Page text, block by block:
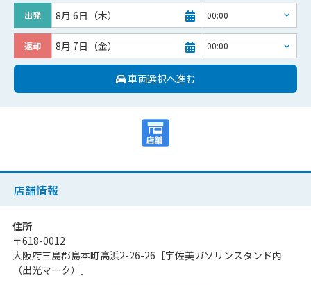
出発 8月 6日（木）
返却 8月 7日（金）
車両選択へ進む
店舗情報
住所
〒618-0012
大阪府三島郡島本町高浜2-26-26［宇佐美ガソリンスタンド内
（出光マーク）］